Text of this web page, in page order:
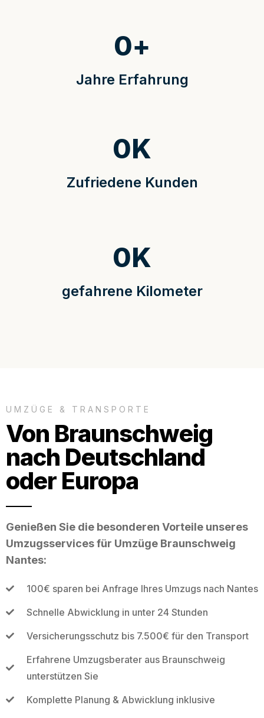
Jahre Erfahrung
0+
Zufriedene Kunden
0K
gefahrene Kilometer
0K
UMZÜGE & TRANSPORTE
Von Braunschweig
nach Deutschland
oder Europa
Genießen Sie die besonderen Vorteile unseres
Umzugsservices für Umzüge Braunschweig
Nantes:
100€ sparen bei Anfrage Ihres Umzugs nach Nantes
Schnelle Abwicklung in unter 24 Stunden
Versicherungsschutz bis 7.500€ für den Transport
Erfahrene Umzugsberater aus Braunschweig
unterstützen Sie
Komplette Planung & Abwicklung inklusive